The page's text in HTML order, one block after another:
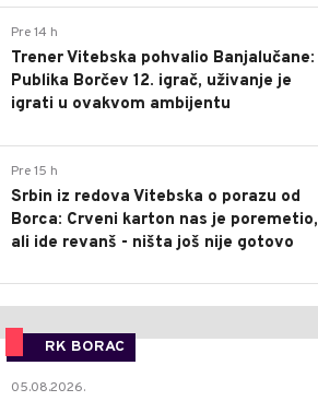
Pre 14 h
Trener Vitebska pohvalio Banjalučane:
Publika Borčev 12. igrač, uživanje je
igrati u ovakvom ambijentu
Pre 15 h
Srbin iz redova Vitebska o porazu od
Borca: Crveni karton nas je poremetio,
ali ide revanš - ništa još nije gotovo
RK BORAC
05.08.2026.